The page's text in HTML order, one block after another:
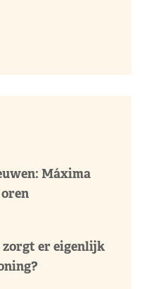
Máxima
er eigenlijk